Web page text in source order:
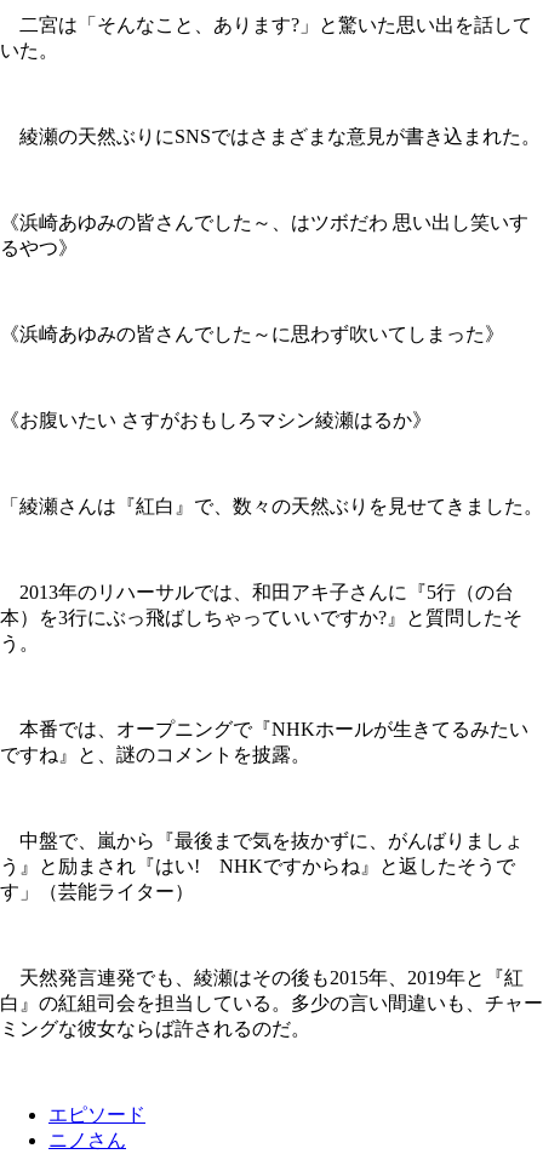
二宮は「そんなこと、あります?」と驚いた思い出を話して
いた。
綾瀬の天然ぶりにSNSではさまざまな意見が書き込まれた。
《浜崎あゆみの皆さんでした～、はツボだわ 思い出し笑いす
るやつ》
《浜崎あゆみの皆さんでした～に思わず吹いてしまった》
《お腹いたい さすがおもしろマシン綾瀬はるか》
「綾瀬さんは『紅白』で、数々の天然ぶりを見せてきました。
2013年のリハーサルでは、和田アキ子さんに『5行（の台
本）を3行にぶっ飛ばしちゃっていいですか?』と質問したそ
う。
本番では、オープニングで『NHKホールが生きてるみたい
ですね』と、謎のコメントを披露。
中盤で、嵐から『最後まで気を抜かずに、がんばりましょ
う』と励まされ『はい! NHKですからね』と返したそうで
す」（芸能ライター）
天然発言連発でも、綾瀬はその後も2015年、2019年と『紅
白』の紅組司会を担当している。多少の言い間違いも、チャー
ミングな彼女ならば許されるのだ。
エピソード
ニノさん